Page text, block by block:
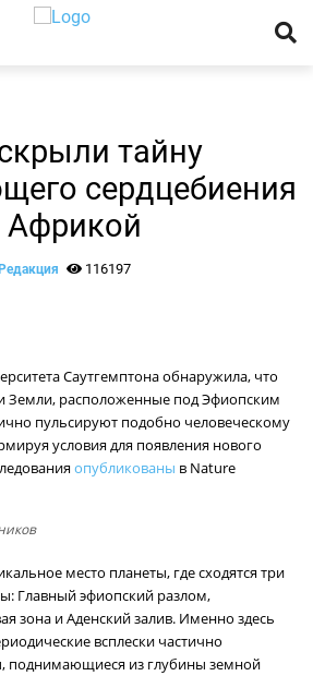
тайну
сердцебиения
Редакция 116197
Саутгемптона обнаружила, что
Земли, расположенные под Эфиопским
пульсируют подобно человеческому
условия для появления нового
опубликованы в Nature
место планеты, где сходятся три
Главный эфиопский разлом,
зона и Аденский залив. Именно здесь
всплески частично
поднимающиеся из глубины земной